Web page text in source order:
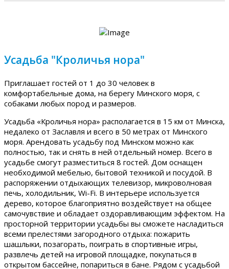
Усадьба "Кроличья нора"
Приглашает гостей от 1 до 30 человек в
комфортабельные дома, на берегу Минского моря, с
собаками любых пород и размеров.
Усадьба «Кроличья нора» располагается в 15 км от Минска,
недалеко от Заславля и всего в 50 метрах от Минского
моря. Арендовать усадьбу под Минском можно как
полностью, так и снять в ней отдельный номер. Всего в
усадьбе смогут разместиться 8 гостей. Дом оснащен
необходимой мебелью, бытовой техникой и посудой. В
распоряжении отдыхающих телевизор, микроволновая
печь, холодильник, Wi-Fi. В интерьере используется
дерево, которое благоприятно воздействует на общее
самочувствие и обладает оздоравливающим эффектом. На
просторной территории усадьбы вы сможете насладиться
всеми прелестями загородного отдыха: пожарить
шашлыки, позагорать, поиграть в спортивные игры,
развлечь детей на игровой площадке, покупаться в
открытом бассейне, попариться в бане. Рядом с усадьбой